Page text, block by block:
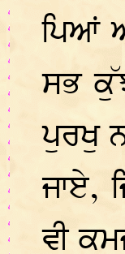
ਪਿਆਂ
ਸਭ
ਪੁਰਖੁ
ਜਾਏ,
ਵੀ